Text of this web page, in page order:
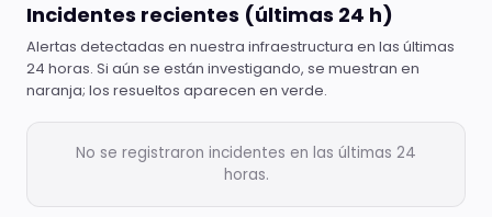
Incidentes recientes (últimas 24 h)
Alertas detectadas en nuestra infraestructura en las últimas
24 horas. Si aún se están investigando, se muestran en
naranja; los resueltos aparecen en verde.
No se registraron incidentes en las últimas 24
horas.